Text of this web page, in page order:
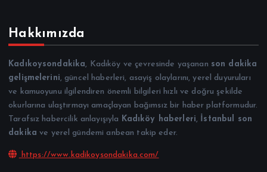
Hakkımızda
Kadıkoysondakika, Kadıköy ve çevresinde yaşanan son dakika
gelişmelerini, güncel haberleri, asayiş olaylarını, yerel duyuruları
ve kamuoyunu ilgilendiren önemli bilgileri hızlı ve doğru şekilde
okurlarına ulaştırmayı amaçlayan bağımsız bir haber platformudur.
Tarafsız habercilik anlayışıyla Kadıköy haberleri,
İstanbul son
dakika ve yerel gündemi anbean takip eder.
https://www.kadikoysondakika.com/